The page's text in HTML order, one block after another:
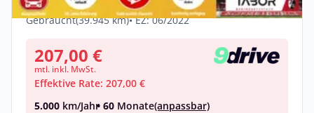
Elektro • Automatik • 108 PS (80 kW)
Gebraucht(39.945 km)• EZ: 06/2022
207,00 €
mtl. inkl. MwSt.
Effektive Rate: 207,00 €
5.000 km/Jahr• 60 Monate(anpassbar)